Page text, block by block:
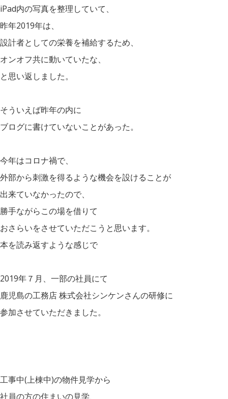
iPad内の写真を整理していて、
昨年2019年は、
設計者としての栄養を補給するため、
オンオフ共に動いていたな、
と思い返しました。
そういえば昨年の内に
ブログに書けていないことがあった。
今年はコロナ禍で、
外部から刺激を得るような機会を設けることが
出来ていなかったので、
勝手ながらこの場を借りて
おさらいをさせていただこうと思います。
本を読み返すような感じで
2019年７月、一部の社員にて
鹿児島の工務店 株式会社シンケンさんの研修に
参加させていただきました。
工事中(上棟中)の物件見学から
社員の方の住まいの見学、